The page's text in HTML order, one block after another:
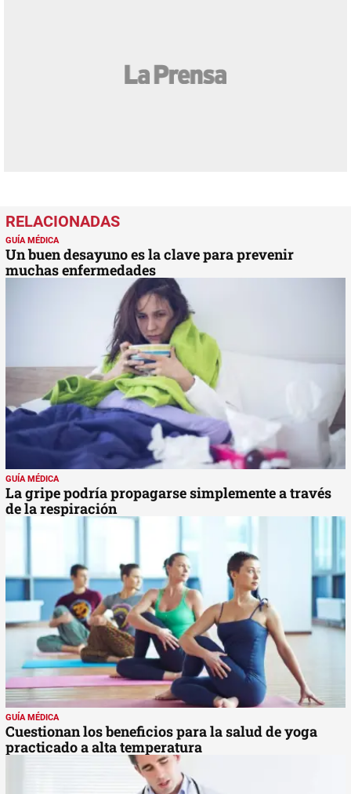
GUÍA MÉDICA
Un buen desayuno es la clave para prevenir
muchas enfermedades
GUÍA MÉDICA
La gripe podría propagarse simplemente a través
de la respiración
GUÍA MÉDICA
Cuestionan los beneficios para la salud de yoga
practicado a alta temperatura